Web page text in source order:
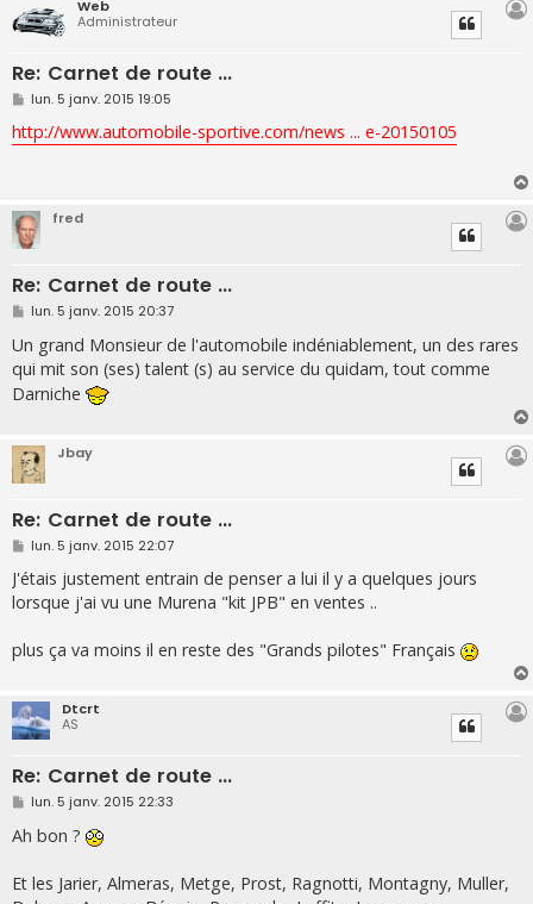
Web
Administrateur
Re: Carnet de route ...
M
s
s
lun. 5 janv. 2015 19:05
http://www.automobile-sportive.com/news ... e-20150105
fred
Re: Carnet de route ...
M
s
s
a
g
e
lun. 5 janv. 2015 20:37
Un grand Monsieur de l'automobile indéniablement, un des rares
qui mit son (ses) talent (s) au service du quidam, tout comme
Darniche
Jbay
Re: Carnet de route ...
M
s
s
a
lun. 5 janv. 2015 22:07
J'étais justement entrain de penser a lui il y a quelques jours
lorsque j'ai vu une Murena "kit JPB" en ventes ..
plus ça va moins il en reste des "Grands pilotes" Français
Dtcrt
AS
Re: Carnet de route ...
M
s
s
g
e
lun. 5 janv. 2015 22:33
Ah bon ?
Et les Jarier, Almeras, Metge, Prost, Ragnotti, Montagny, Muller,